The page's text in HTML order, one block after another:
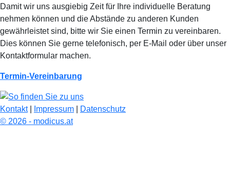
Damit wir uns ausgiebig Zeit für Ihre individuelle Beratung
nehmen können und die Abstände zu anderen Kunden
gewährleistet sind, bitte wir Sie einen Termin zu vereinbaren.
Dies können Sie gerne telefonisch, per E-Mail oder über unser
Kontaktformular machen.
Termin-Vereinbarung
Kontakt| Impressum
Datenschutz
© 2026 - modicus.at